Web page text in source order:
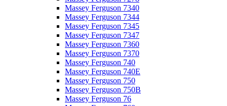
Massey Ferguson 7340
Massey Ferguson 7344
Massey Ferguson 7345
Massey Ferguson 7347
Massey Ferguson 7360
Massey Ferguson 7370
Massey Ferguson 740
Massey Ferguson 740E
Massey Ferguson 750
Massey Ferguson 750B
Massey Ferguson 76